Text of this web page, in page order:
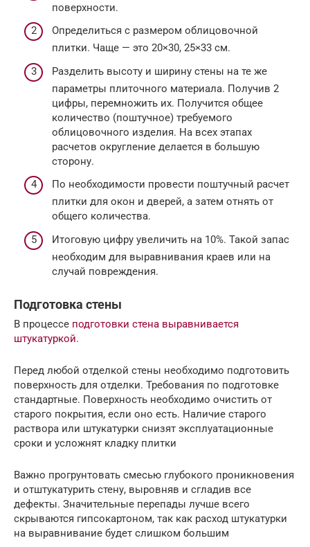
поверхности.
Определиться с размером облицовочной
плитки. Чаще — это 20×30, 25×33 см.
Разделить высоту и ширину стены на те же
параметры плиточного материала. Получив 2
цифры, перемножить их. Получится общее
количество (поштучное) требуемого
облицовочного изделия. На всех этапах
расчетов округление делается в большую
сторону.
По необходимости провести поштучный расчет
плитки для окон и дверей, а затем отнять от
общего количества.
Итоговую цифру увеличить на 10%. Такой запас
необходим для выравнивания краев или на
случай повреждения.
Подготовка стены
В процессе подготовки стена выравнивается
штукатуркой.
Перед любой отделкой стены необходимо подготовить
поверхность для отделки. Требования по подготовке
стандартные. Поверхность необходимо очистить от
старого покрытия, если оно есть. Наличие старого
раствора или штукатурки снизят эксплуатационные
сроки и усложнят кладку плитки
Важно прогрунтовать смесью глубокого проникновения
и отштукатурить стену, выровняв и сгладив все
дефекты. Значительные перепады лучше всего
скрываются гипсокартоном, так как расход штукатурки
на выравнивание будет слишком большим